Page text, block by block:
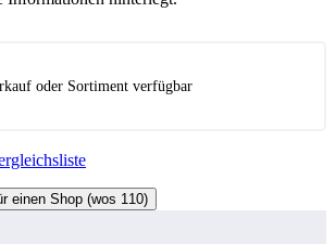
oder Sortiment verfügbar
einen Shop (wos 110)